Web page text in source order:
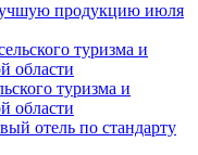
продукцию июля
туризма и
области